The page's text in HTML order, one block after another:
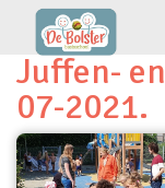
Juffen-
07-2021.